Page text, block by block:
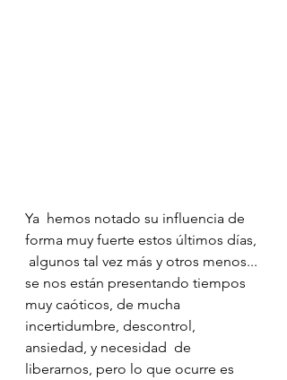
Ya  hemos notado su influencia de
forma muy fuerte estos últimos días,
algunos tal vez más y otros menos...
se nos están presentando tiempos
muy caóticos, de mucha
incertidumbre, descontrol,
ansiedad, y necesidad  de
liberarnos, pero lo que ocurre es